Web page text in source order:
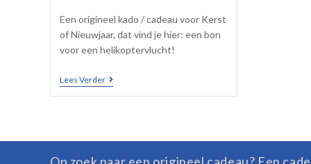
Een origineel kado / cadeau voor Kerst
of Nieuwjaar, dat vind je hier: een bon
voor een helikoptervlucht!
Lees Verder